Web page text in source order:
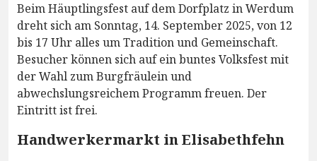
Beim Häuptlingsfest auf dem Dorfplatz in Werdum
dreht sich am Sonntag, 14. September 2025, von 12
bis 17 Uhr alles um Tradition und Gemeinschaft.
Besucher können sich auf ein buntes Volksfest mit
der Wahl zum Burgfräulein und
abwechslungsreichem Programm freuen. Der
Eintritt ist frei.
Handwerkermarkt in Elisabethfehn